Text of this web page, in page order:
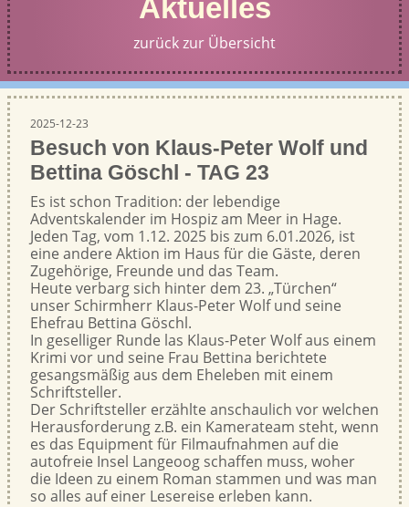
Aktuelles
zurück zur Übersicht
2025-12-23
Besuch von Klaus-Peter Wolf und
Bettina Göschl - TAG 23
Es ist schon Tradition: der lebendige
Adventskalender im Hospiz am Meer in Hage.
Jeden Tag, vom 1.12. 2025 bis zum 6.01.2026, ist
eine andere Aktion im Haus für die Gäste, deren
Zugehörige, Freunde und das Team.
Heute verbarg sich hinter dem 23. „Türchen“
unser Schirmherr Klaus-Peter Wolf und seine
Ehefrau Bettina Göschl.
In geselliger Runde las Klaus-Peter Wolf aus einem
Krimi vor und seine Frau Bettina berichtete
gesangsmäßig aus dem Eheleben mit einem
Schriftsteller.
Der Schriftsteller erzählte anschaulich vor welchen
Herausforderung z.B. ein Kamerateam steht, wenn
es das Equipment für Filmaufnahmen auf die
autofreie Insel Langeoog schaffen muss, woher
die Ideen zu einem Roman stammen und was man
so alles auf einer Lesereise erleben kann.